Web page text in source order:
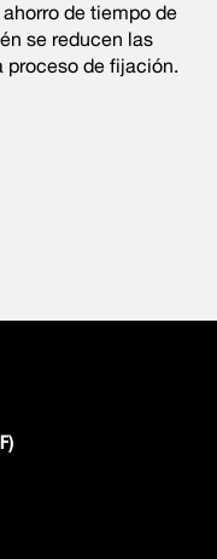
de tiempo de
se reducen las
proceso de fijación.